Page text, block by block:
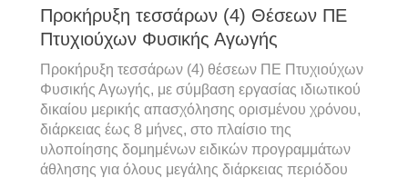
Προκήρυξη τεσσάρων (4) Θέσεων ΠΕ
Πτυχιούχων Φυσικής Αγωγής
Προκήρυξη τεσσάρων (4) θέσεων ΠΕ Πτυχιούχων
Φυσικής Αγωγής, με σύμβαση εργασίας ιδιωτικού
δικαίου μερικής απασχόλησης ορισμένου χρόνου,
διάρκειας έως 8 μήνες, στο πλαίσιο της
υλοποίησης δομημένων ειδικών προγραμμάτων
άθλησης για όλους μεγάλης διάρκειας περιόδου